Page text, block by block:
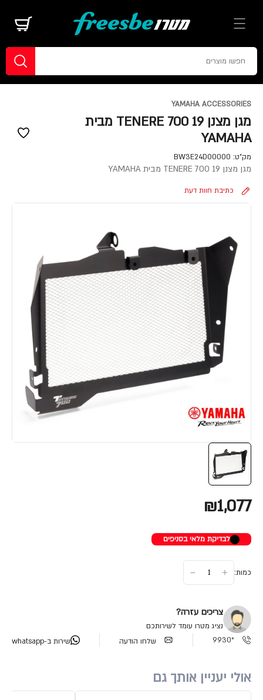
YAMAHA ACCESSORIES
מגן מצנן TENERE 700 19 מבית
YAMAHA
מק"ט: BW3E24D00000
מגן מצנן TENERE 700 19 מבית YAMAHA
כתיבת חוות דעת
₪1,077
לבדיקת מלאי בסניפים
כמות:
צריכים עזרה?
נציג מטרו עומד לשירותכם
*9930
שלחו הודעה שירות ב-whatsapp
אולי יעניין אותך גם